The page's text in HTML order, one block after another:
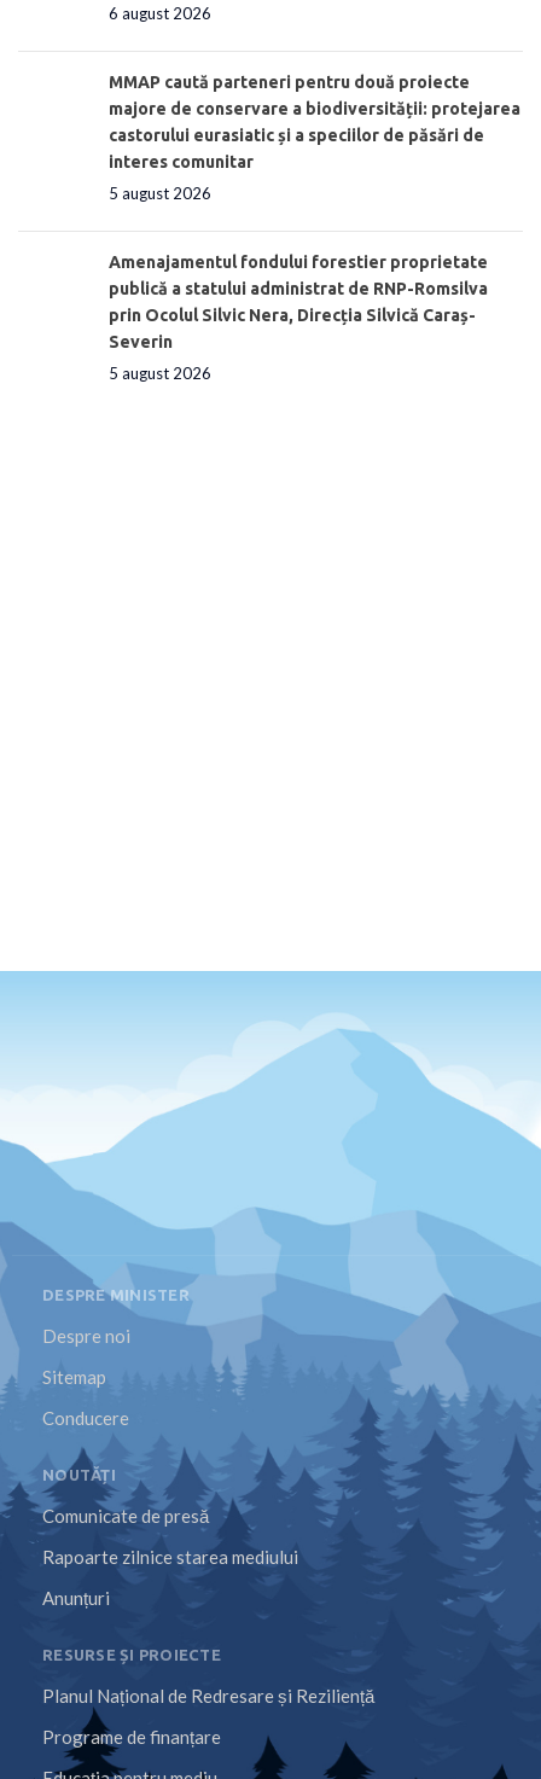
6 august 2026
MMAP caută parteneri pentru două proiecte
majore de conservare a biodiversității: protejarea
castorului eurasiatic și a speciilor de păsări de
interes comunitar
5 august 2026
Amenajamentul fondului forestier proprietate
publică a statului administrat de RNP-Romsilva
prin Ocolul Silvic Nera, Direcția Silvică Caraș-
Severin
5 august 2026
DESPRE MINISTER
Despre noi
Sitemap
Conducere
NOUTĂȚI
Comunicate de presă
Rapoarte zilnice starea mediului
Anunțuri
RESURSE ȘI PROIECTE
Planul Național de Redresare și Reziliență
Programe de finanțare